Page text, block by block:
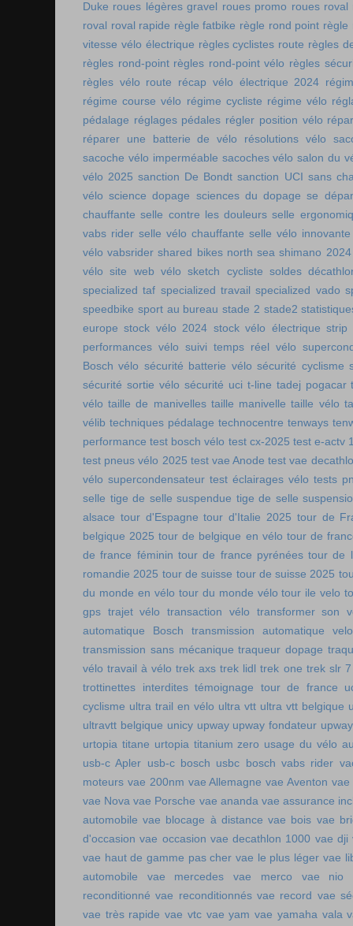
Duke roues légères gravel roues promo roues roval
roval roval rapide règle fatbike règle rond point règle
vitesse vélo électrique règles cyclistes route règles
règles rond-point règles rond-point vélo règles
règles vélo route
récap vélo électrique 2024
régime course vélo régime cycliste régime vélo
pédalage réglages pédales régler position vélo
réparer une batterie de vélo
résolutions vélo
sacoche vélo imperméable sacoches vélo salon du
vélo 2025 sanction De Bondt sanction UCI sans
vélo science dopage sciences du dopage se
chauffante selle contre les douleurs selle
vabs rider selle vélo chauffante selle vélo innovante
vélo vabsrider shared bikes north sea shimano 2024
vélo site web vélo sketch cycliste soldes
specialized taf specialized travail specialized vado
speedbike sport au bureau stade 2 stade2
europe stock vélo 2024 stock vélo électrique strip
performances vélo suivi temps réel vélo
Bosch vélo sécurité batterie vélo sécurité cyclisme
sécurité sortie vélo sécurité uci t-line tadej pogacar
vélo taille de manivelles taille manivelle taille vélo
vélib techniques pédalage technocentre tenways
performance test bosch vélo test cx-2025 test e-actv
test pneus vélo 2025 test vae Anode test vae
vélo supercondensateur test éclairages vélo tests
selle tige de selle suspendue tige de selle
alsace tour d'Espagne tour d'Italie 2025 tour de
belgique 2025 tour de belgique en vélo tour de
de france féminin tour de france pyrénées tour de
romandie 2025 tour de suisse tour de suisse 2025
du monde en vélo tour du monde vélo tour ile velo
gps trajet vélo transaction vélo
transformer son
automatique Bosch
transmission automatique
transmission sans mécanique traqueur dopage
vélo travail à vélo trek axs trek lidl trek one trek slr 7
trottinettes interdites témoignage tour de france
cyclisme ultra trail en vélo ultra vtt ultra vtt belgique
ultravtt belgique unicy upway upway fondateur
urtopia titane urtopia titanium zero usage du vélo
usb-c Apler usb-c bosch usbc bosch vabs rider
moteurs vae 200nm vae Allemagne vae Aventon vae
vae Nova vae Porsche vae ananda vae assurance
automobile vae blocage à distance vae bois vae
d'occasion vae occasion vae decathlon 1000 vae dji
vae haut de gamme pas cher vae le plus léger vae
automobile
vae mercedes vae merco
vae nio
reconditionné vae reconditionnés vae record vae
vae très rapide vae vtc vae yam vae yamaha vala